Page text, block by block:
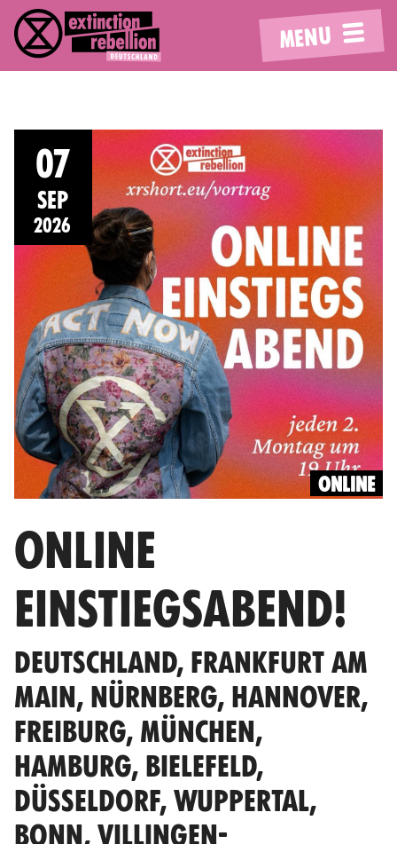
MENU
07
SEP
2026
ONLINE
ONLINE
EINSTIEGSABEND!
DEUTSCHLAND, FRANKFURT AM
MAIN, NÜRNBERG, HANNOVER,
FREIBURG, MÜNCHEN,
HAMBURG, BIELEFELD,
DÜSSELDORF, WUPPERTAL,
BONN, VILLINGEN-